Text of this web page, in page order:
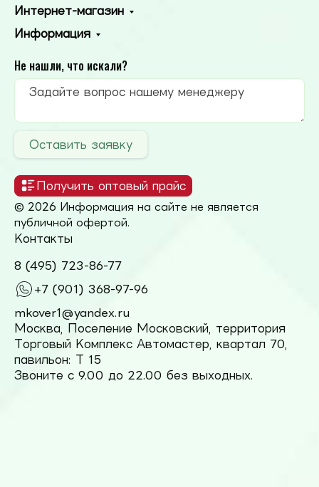
Интернет-магазин
Информация
Не нашли, что искали?
Оставить заявку
Получить оптовый прайс
© 2026 Информация на сайте не является
публичной офертой.
Контакты
8 (495) 723-86-77
+7 (901) 368-97-96
mkover1@yandex.ru
Москва, Поселение Московский, территория
Торговый Комплекс Автомастер, квартал 70,
павильон: Т 15
Звоните с 9.00 до 22.00 без выходных.